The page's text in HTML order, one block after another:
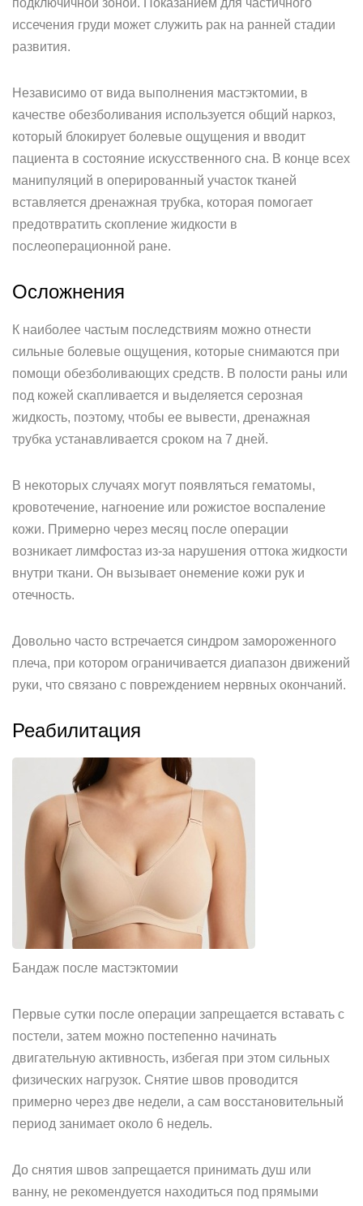
подключичной зоной. Показанием для частичного
иссечения груди может служить рак на ранней стадии
развития.
Независимо от вида выполнения мастэктомии, в
качестве обезболивания используется общий наркоз,
который блокирует болевые ощущения и вводит
пациента в состояние искусственного сна. В конце всех
манипуляций в оперированный участок тканей
вставляется дренажная трубка, которая помогает
предотвратить скопление жидкости в
послеоперационной ране.
Осложнения
К наиболее частым последствиям можно отнести
сильные болевые ощущения, которые снимаются при
помощи обезболивающих средств. В полости раны или
под кожей скапливается и выделяется серозная
жидкость, поэтому, чтобы ее вывести, дренажная
трубка устанавливается сроком на 7 дней.
В некоторых случаях могут появляться гематомы,
кровотечение, нагноение или рожистое воспаление
кожи. Примерно через месяц после операции
возникает лимфостаз из-за нарушения оттока жидкости
внутри ткани. Он вызывает онемение кожи рук и
отечность.
Довольно часто встречается синдром замороженного
плеча, при котором ограничивается диапазон движений
руки, что связано с повреждением нервных окончаний.
Реабилитация
Бандаж после мастэктомии
Первые сутки после операции запрещается вставать с
постели, затем можно постепенно начинать
двигательную активность, избегая при этом сильных
физических нагрузок. Снятие швов проводится
примерно через две недели, а сам восстановительный
период занимает около 6 недель.
До снятия швов запрещается принимать душ или
ванну, не рекомендуется находиться под прямыми